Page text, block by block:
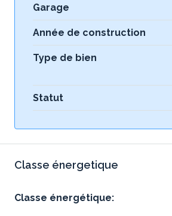
Garage
Année de construction
Type de bien
Statut
Classe énergetique
Classe énergétique: